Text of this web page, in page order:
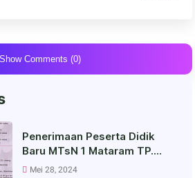
Show Comments (0)
Penerimaan Peserta Didik
Baru MTsN 1 Mataram TP.
2025-2026
Mei 28, 2024